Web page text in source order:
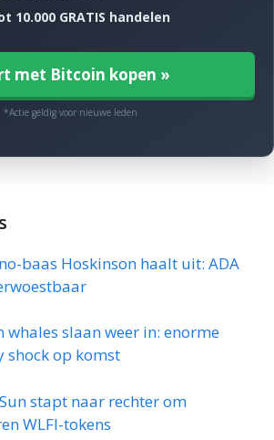
10.000 GRATIS handelen
met Bitcoin kopen »
*Actie geldig voor nieuwe leden
baas Hoskinson haalt uit: ADA
whales slaan weer in: enorme
shock op komst
stapt naar rechter om
WLFI-tokens